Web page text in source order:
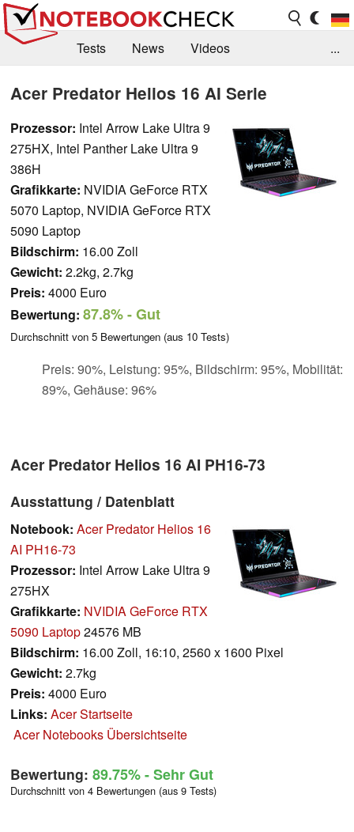
Tests News
Videos
Forum
...
Acer Predator Helios 16 AI Serie
Prozessor: Intel Arrow Lake Ultra 9
275HX, Intel Panther Lake Ultra 9
386H
Grafikkarte: NVIDIA GeForce RTX
5070 Laptop, NVIDIA GeForce RTX
5090 Laptop
Bildschirm: 16.00 Zoll
Gewicht: 2.2kg, 2.7kg
Preis: 4000 Euro
Bewertung: 87.8%- Gut
Durchschnitt von 5 Bewertungen (aus 10 Tests)
Preis: 90%, Leistung: 95%, Bildschirm: 95%, Mobilität:
89%, Gehäuse: 96%
Acer Predator Helios 16 AI PH16-73
Ausstattung / Datenblatt
Notebook: Acer Predator Helios 16
AI PH16-73
Prozessor: Intel Arrow Lake Ultra 9
275HX
Grafikkarte: NVIDIA GeForce RTX
5090 Laptop24576 MB
Bildschirm: 16.00 Zoll, 16:10, 2560 x 1600 Pixel
Gewicht: 2.7kg
Preis: 4000 Euro
Links: Acer Startseite
Acer Notebooks Übersichtseite
Bewertung: 89.75%- Sehr Gut
Durchschnitt von 4 Bewertungen (aus 9 Tests)